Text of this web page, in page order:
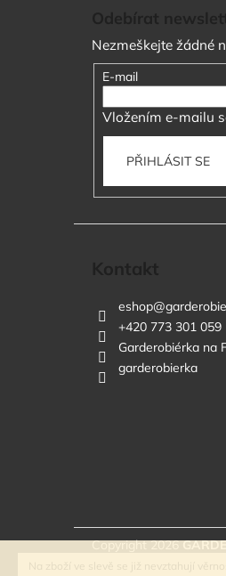
Na zboží ve slevě se již nevztahují
Nezmeškejte žádné
E-mail
Vložením e-mailu
PŘIHLÁSIT SE
eshop@
+420 773 301 059
Garderobiérka na
garderobierka
Copyright 2026